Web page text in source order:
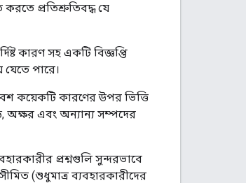
প্রতিশ্রুতিবদ্ধ যে
কারণ সহ একটি বিজ্ঞপ্তি
পারে।
কয়েকটি কারণের উপর ভিত্তি
অক্ষর এবং অন্যান্য সম্পদের
প্রশ্নগুলি সুন্দরভাবে
(শুধুমাত্র ব্যবহারকারীদের